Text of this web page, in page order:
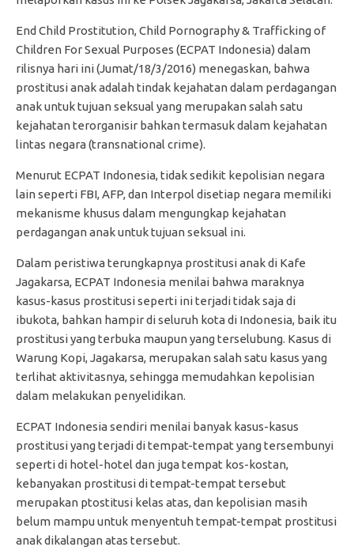
End Child Prostitution, Child Pornography & Trafficking of
Children For Sexual Purposes (ECPAT Indonesia) dalam
rilisnya hari ini (Jumat/18/3/2016) menegaskan, bahwa
prostitusi anak adalah tindak kejahatan dalam perdagangan
anak untuk tujuan seksual yang merupakan salah satu
kejahatan terorganisir bahkan termasuk dalam kejahatan
lintas negara (transnational crime).
Menurut ECPAT Indonesia, tidak sedikit kepolisian negara
lain seperti FBI, AFP, dan Interpol disetiap negara memiliki
mekanisme khusus dalam mengungkap kejahatan
perdagangan anak untuk tujuan seksual ini.
Dalam peristiwa terungkapnya prostitusi anak di Kafe
Jagakarsa, ECPAT Indonesia menilai bahwa maraknya
kasus-kasus prostitusi seperti ini terjadi tidak saja di
ibukota, bahkan hampir di seluruh kota di Indonesia, baik itu
prostitusi yang terbuka maupun yang terselubung. Kasus di
Warung Kopi, Jagakarsa, merupakan salah satu kasus yang
terlihat aktivitasnya, sehingga memudahkan kepolisian
dalam melakukan penyelidikan.
ECPAT Indonesia sendiri menilai banyak kasus-kasus
prostitusi yang terjadi di tempat-tempat yang tersembunyi
seperti di hotel-hotel dan juga tempat kos-kostan,
kebanyakan prostitusi di tempat-tempat tersebut
merupakan ptostitusi kelas atas, dan kepolisian masih
belum mampu untuk menyentuh tempat-tempat prostitusi
anak dikalangan atas tersebut.